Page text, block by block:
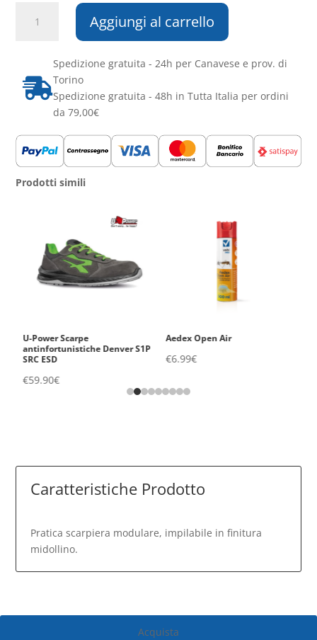
Elegance
quantità
Aggiungi al carrello

Spedizione gratuita - 24h per Canavese e prov. di
Torino
Spedizione gratuita - 48h in Tutta Italia per ordini
da 79,00€
Prodotti simili
U-Power Scarpe
antinfortunistiche Denver S1P
SRC ESD
€59.90€
Aedex Open Air
€6.99€
Caratteristiche Prodotto
Pratica scarpiera modulare, impilabile in finitura
midollino.
Acquista